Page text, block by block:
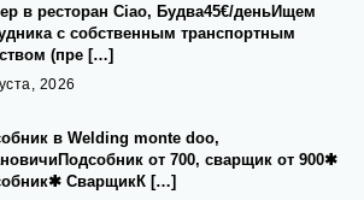
в ресторан Ciao, Будва45€/деньИщем
с собственным транспортным
(пре […]
2026
в Welding monte doo,
от 700, сварщик от 900✱
СварщикК […]